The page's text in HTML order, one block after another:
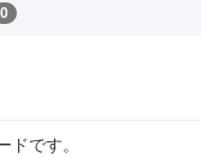
0
ドです。